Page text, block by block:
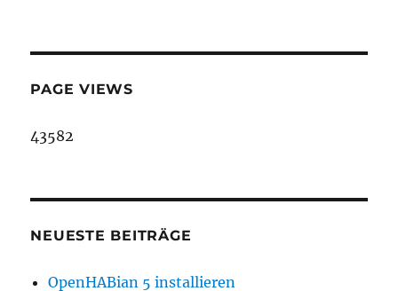
PAGE VIEWS
43582
NEUESTE BEITRÄGE
OpenHABian 5 installieren